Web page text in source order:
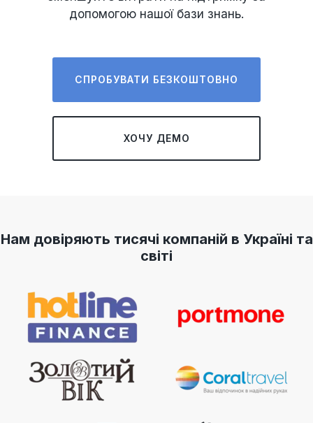
допомогою нашої бази знань.
СПРОБУВАТИ БЕЗКОШТОВНО
ХОЧУ ДЕМО
Нам довіряють тисячі компаній в Україні та
світі